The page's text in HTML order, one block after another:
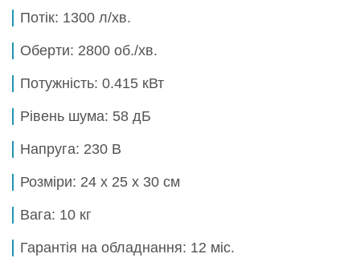
Потік: 1300 л/хв.
Оберти: 2800 об./хв.
Потужність: 0.415 кВт
Рівень шума: 58 дБ
Напруга: 230 В
Розміри: 24 x 25 x 30 см
Вага: 10 кг
Гарантія на обладнання: 12 міс.